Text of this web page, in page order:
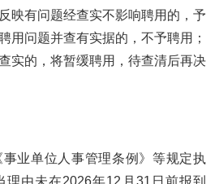
映有问题经查实不影响聘用的，予
用问题并查有实据的，不予聘用；
实的，将暂缓聘用，待查清后再决
业单位人事管理条例》等规定执
由未在2026年12月31日前报到